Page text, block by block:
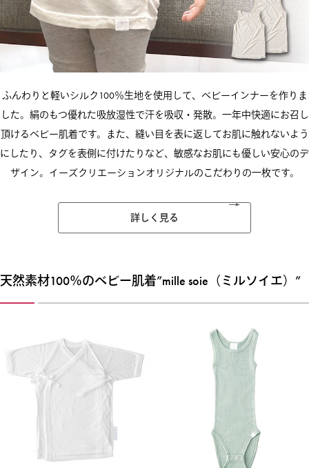
ふんわりと軽いシルク100％生地を使用して、ベビーインナーを作りま
した。絹のもつ優れた吸放湿性で汗を吸収・発散。一年中快適にお召し
頂けるベビー肌着です。また、縫い目を表に返してお肌に触れないよう
にしたり、タグを表側に付けたりなど、敏感なお肌にも優しい安心のデ
ザイン。イーズクリエーションオリジナルのこだわりの一枚です。
詳しく見る
天然素材100％のベビー肌着”mille soie（ミルソイエ）”